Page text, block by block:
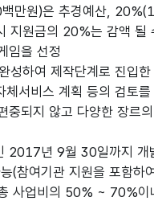
원)은 추경예산,
원금의 20%는 감액 될
임을 선정
하여 제작단계로 진입한
서비스 계획 등의 검토를
되지 않고 다양한 장르
년 9월 30일까지 개
참여기관 지원을 포함하
사업비의 50% ~ 70%이